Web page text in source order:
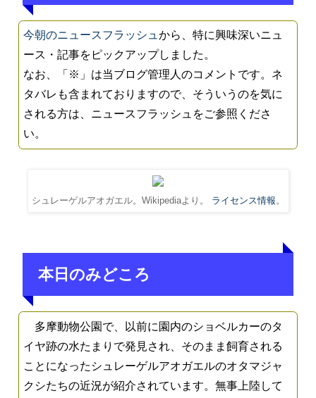
今朝のニュースフラッシュから、特に興味深いニュ
ース・記事をピックアップしました。
なお、「※」は当ブログ管理人のコメントです。ネ
タバレも含まれておりますので、そういうのを気に
される方は、ニュースフラッシュをご参照くださ
い。
シュレーゲルアオガエル。Wikipediaより。 ライセンス情報 。
本日のみどころ
多摩動物公園で、以前に園内のショベルカーのタ
イヤ跡の水たまりで発見され、そのまま飼育される
ことになったシュレーゲルアオガエルのオタマジャ
クシたちの近況が紹介されています。無事上陸して